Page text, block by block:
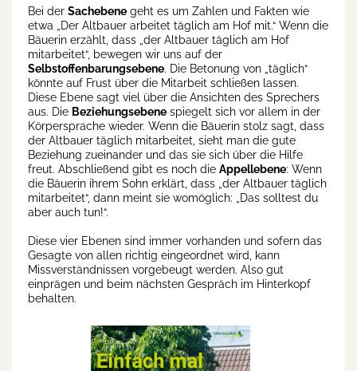
Bei der Sachebene geht es um Zahlen und Fakten wie
etwa „Der Altbauer arbeitet täglich am Hof mit.“ Wenn die
Bäuerin erzählt, dass „der Altbauer täglich am Hof
mitarbeitet“, bewegen wir uns auf der
Selbstoffenbarungsebene. Die Betonung von „täglich“
könnte auf Frust über die Mitarbeit schließen lassen.
Diese Ebene sagt viel über die Ansichten des Sprechers
aus. Die Beziehungsebene spiegelt sich vor allem in der
Körpersprache wieder. Wenn die Bäuerin stolz sagt, dass
der Altbauer täglich mitarbeitet, sieht man die gute
Beziehung zueinander und das sie sich über die Hilfe
freut. Abschließend gibt es noch die Appellebene: Wenn
die Bäuerin ihrem Sohn erklärt, dass „der Altbauer täglich
mitarbeitet“, dann meint sie womöglich: „Das solltest du
aber auch tun!“.
Diese vier Ebenen sind immer vorhanden und sofern das
Gesagte von allen richtig eingeordnet wird, kann
Missverständnissen vorgebeugt werden. Also gut
einprägen und beim nächsten Gespräch im Hinterkopf
behalten.